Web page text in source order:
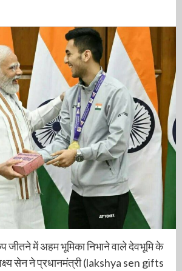
जीतने में अहम भूमिका निभाने वाले देवभूमि के
सेन ने प्रधानमंत्री (lakshya sen gifts